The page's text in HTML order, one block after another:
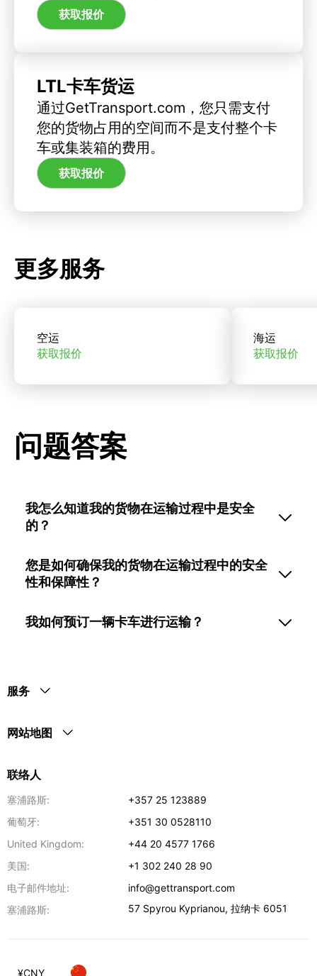
获取报价
LTL卡车货运
通过GetTransport.com，您只需支付
您的货物占用的空间而不是支付整个卡
车或集装箱的费用。
获取报价
更多服务
空运
获取报价
海运
获取报价
问题答案
我怎么知道我的货物在运输过程中是安全
的？
您是如何确保我的货物在运输过程中的安全
性和保障性？
我如何预订一辆卡车进行运输？
服务
网站地图
联络人
塞浦路斯:
+357 25 123889
葡萄牙:
+351 30 0528110
United Kingdom:
+44 20 4577 1766
美国:
+1 302 240 28 90
电子邮件地址:
info@gettransport.com
塞浦路斯:
57 Spyrou Kyprianou,拉纳卡 6051
¥CNY